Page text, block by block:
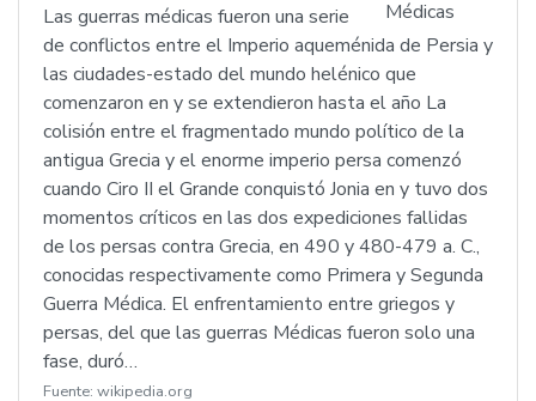
Las guerras médicas fueron una serie
de conflictos entre el Imperio aqueménida de Persia y
las ciudades-estado del mundo helénico que
comenzaron en y se extendieron hasta el año La
colisión entre el fragmentado mundo político de la
antigua Grecia y el enorme imperio persa comenzó
cuando Ciro II el Grande conquistó Jonia en y tuvo dos
momentos críticos en las dos expediciones fallidas
de los persas contra Grecia, en 490 y 480-479 a. C.,
conocidas respectivamente como Primera y Segunda
Guerra Médica. El enfrentamiento entre griegos y
persas, del que las guerras Médicas fueron solo una
fase, duró…
Fuente: wikipedia.org